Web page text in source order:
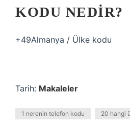
KODU NEDIR?
+49Almanya / Ülke kodu
Tarih: Makaleler
1 nerenin telefon kodu 20 hangi